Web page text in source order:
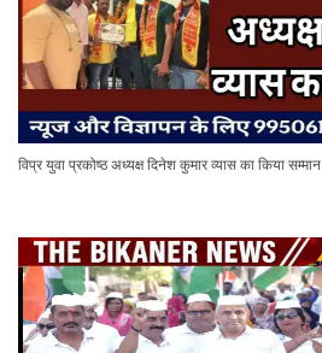
विप्र युवा प्रकोष्ठ अध्यक्ष दिनेश कुमार व्यास का किया सम्मान